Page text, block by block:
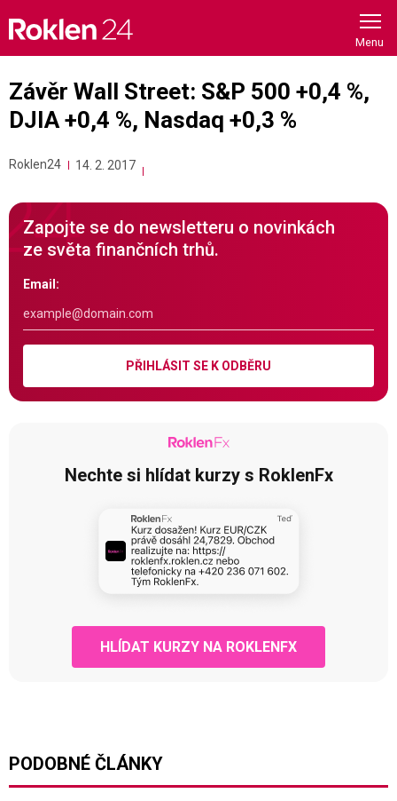
content
Závěr Wall Street: S&P 500 +0,4 %,
DJIA +0,4 %, Nasdaq +0,3 %
Roklen24 14. 2. 2017
Zapojte se do newsletteru o novinkách
ze světa finančních trhů.
Email:
PŘIHLÁSIT SE K ODBĚRU
Nechte si hlídat kurzy s RoklenFx
HLÍDAT KURZY NA ROKLENFX
PODOBNÉ ČLÁNKY